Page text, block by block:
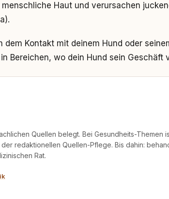
Haut und verursachen
Kontakt mit deinem Hund oder
Bereichen, wo dein Hund sein Geschäft
Quellen belegt. Bei Gesundheits-Themen
redaktionellen Quellen-Pflege. Bis dahin:
Rat.